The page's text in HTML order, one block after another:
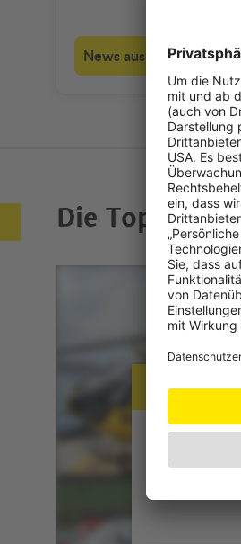
News aus den
Die Top-
Zur Anzeige
Für die
genutzt (